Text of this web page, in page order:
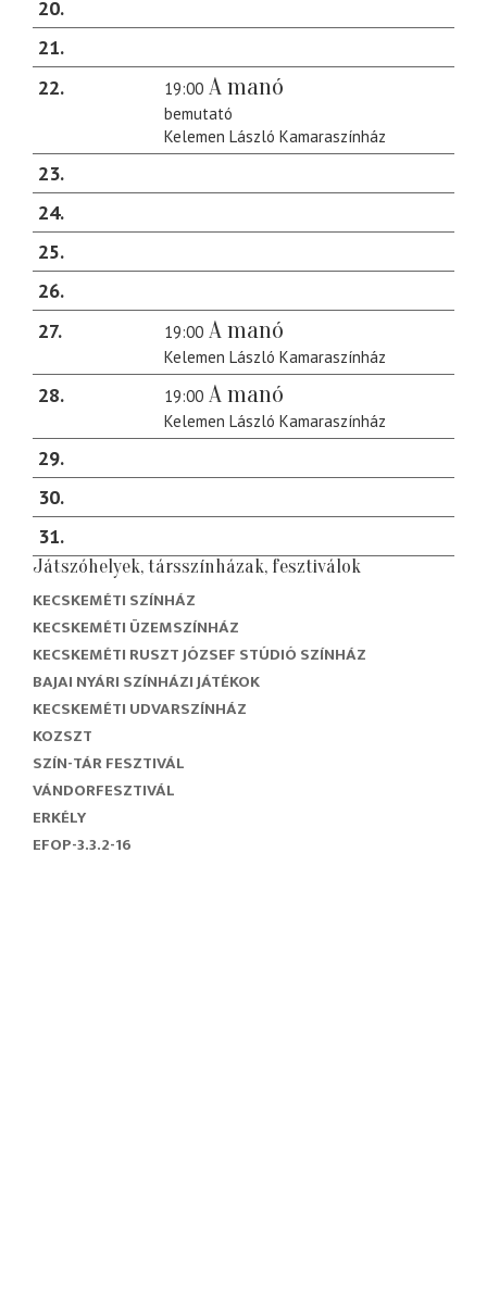
20
21
22
19:00 A manó
bemutató
Kelemen László Kamaraszínház
23
24
25
26
27
19:00 A manó
Kelemen László Kamaraszínház
28 19:00 A manó
Kelemen László Kamaraszínház
29
30
31
Játszóhelyek, társszínházak, fesztiválok
KECSKEMÉTI SZÍNHÁZ
KECSKEMÉTI ÜZEMSZÍNHÁZ
KECSKEMÉTI RUSZT JÓZSEF STÚDIÓ SZÍNHÁZ
BAJAI NYÁRI SZÍNHÁZI JÁTÉKOK
KECSKEMÉTI UDVARSZÍNHÁZ
KOZSZT
SZÍN-TÁR FESZTIVÁL
VÁNDORFESZTIVÁL
ERKÉLY
EFOP-3.3.2-16